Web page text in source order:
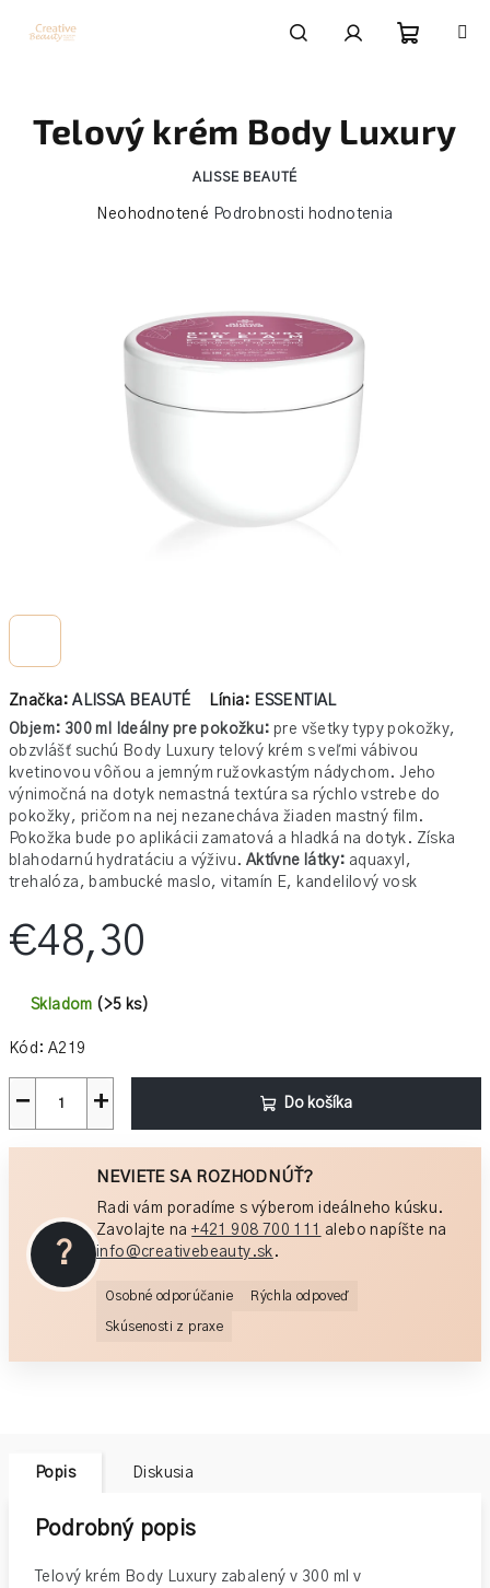
košík
Značka:ALISSA BEAUTÉ Línia: ESSENTIAL
Objem: 300 ml
Ideálny pre pokožku:pre všetky typy pokožky,
obzvlášť suchú Body Luxury telový krém s veľmi vábivou
kvetinovou vôňou a jemným ružovkastým nádychom. Jeho
výnimočná na dotyk nemastná textúra sa rýchlo vstrebe do
pokožky, pričom na nej nezanecháva žiaden mastný film.
Pokožka bude po aplikácii zamatová a hladká na dotyk. Získa
blahodarnú hydratáciu a výživu. Aktívne látky: aquaxyl,
trehalóza, bambucké maslo, vitamín E, kandelilový vosk
€48,30
cena:Skladom (>5 ks)
Kód: A219
+
− Do košíka
?
NEVIETE SA ROZHODNÚŤ?
Radi vám poradíme s výberom ideálneho kúsku.
Zavolajte na+421 908 700 111
alebo napíšte na
info@creativebeauty.sk .
Osobné odporúčanie Rýchla odpoveď
Skúsenosti z praxe
Telový krém Body Luxury
ALISSE BEAUTÉ
Priemerné
Neohodnotené Podrobnosti hodnotenia
Popis Diskusia
Podrobný popis
Telový krém Body Luxury zabalený v 300 ml v